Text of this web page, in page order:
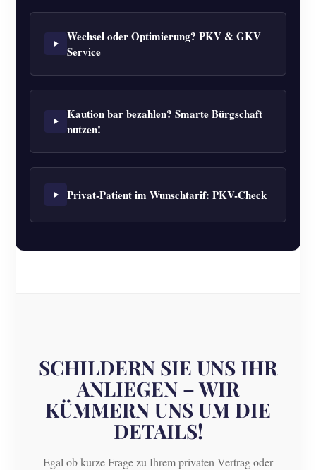
Wechsel oder Optimierung? PKV & GKV
Service
Kaution bar bezahlen? Smarte Bürgschaft
nutzen!
Privat-Patient im Wunschtarif: PKV-Check
SCHILDERN SIE UNS IHR
ANLIEGEN – WIR
KÜMMERN UNS UM DIE
DETAILS!
Egal ob kurze Frage zu Ihrem privaten Vertrag oder